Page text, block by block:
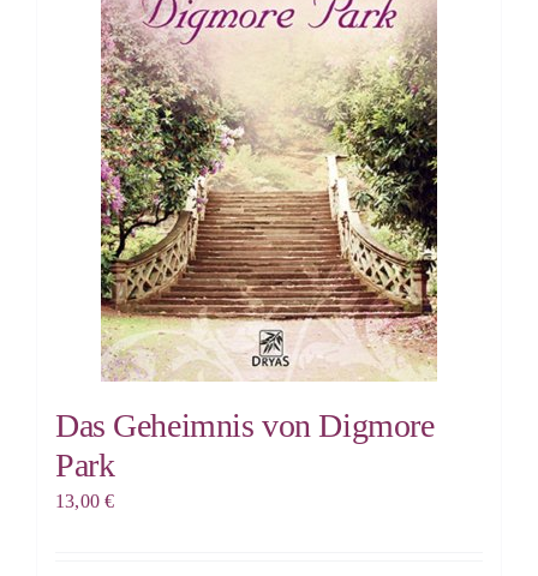
Das Geheimnis von Digmore
Park
13,00€